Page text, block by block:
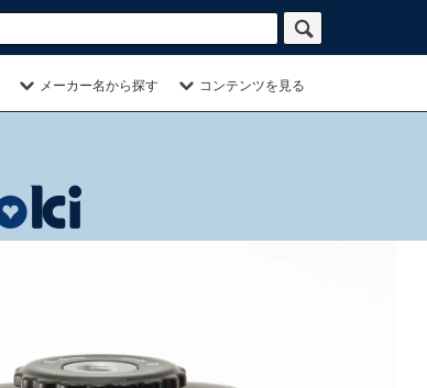
メーカー名から探す コンテンツを見る